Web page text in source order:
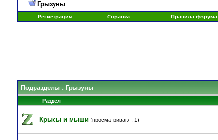
Грызуны
Регистрация Справка Правила форума
Подразделы : Грызуны
Раздел
Крысы и мыши (просматривают: 1)